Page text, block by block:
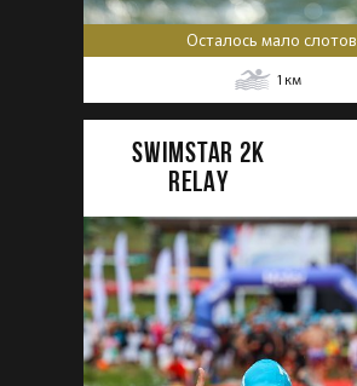
Осталось мало слотов
1 км
SWIMSTAR 2K
RELAY